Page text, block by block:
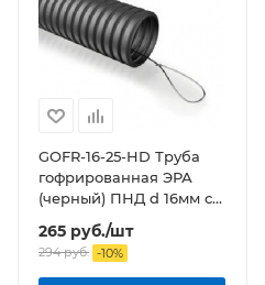
GOFR-16-25-HD Труба
гофрированная ЭРА
(черный) ПНД d 16мм с
зонд. легкая 25м бухта
265 руб./шт
294руб. -10%